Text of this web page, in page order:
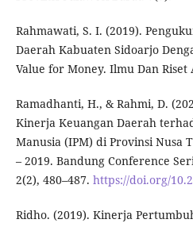
Rahmawati, S. I. (2019).
Daerah Kabuaten Sidoarjo
Value for Money. Ilmu Dan Riset
Ramadhanti, H., & Rahmi, D.
Kinerja Keuangan Daerah
Manusia (IPM) di Provinsi Nusa
– 2019. Bandung Conference
2(2), 480–487. https://doi.org/
Ridho. (2019). Kinerja